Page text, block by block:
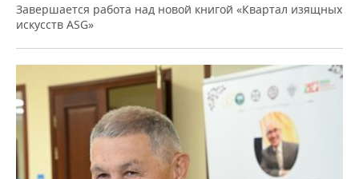
Завершается работа над новой книгой «Квартал изящных
искусств ASG»